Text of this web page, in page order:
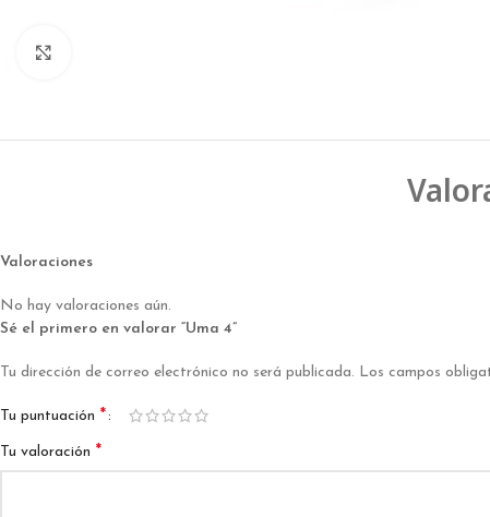
Valoraciones
No hay valoraciones aún.
Sé el primero en valorar “Uma 4”
Tu dirección de correo electrónico no será publicada. Los campos
Tu puntuación *
Tu valoración *